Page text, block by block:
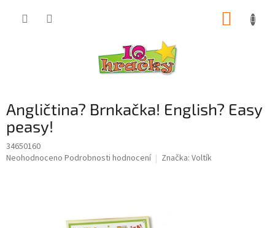
Angličtina? Brnkačka! English? Easy
peasy!
34650160
Průměrné
Neohodnoceno Podrobnosti hodnocení Značka: Voltík